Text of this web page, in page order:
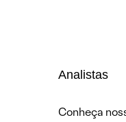
Analistas
Conheça